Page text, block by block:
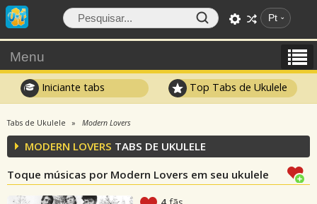
Pt
Menu
Iniciante tabs Top Tabs de Ukulele
Tabs de Ukulele Modern Lovers
MODERN LOVERS TABS DE UKULELE
Toque músicas por Modern Lovers em seu ukulele